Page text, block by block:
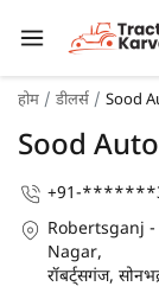
होम डीलर्स Sood
Sood
+91-
Robertsganj
Nagar,
रॉबर्ट्सगंज,